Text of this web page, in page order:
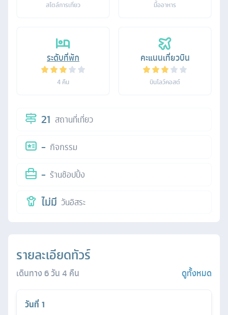
สไตล์การเที่ยว มื้ออาหาร
ระดับที่พัก
4 คืน
คะแนนเที่ยวบิน
บินโลว์คอสต์
21 สถานที่เที่ยว
- กิจกรรม
- ร้านช้อปปิ้ง
ไม่มี วันอิสระ
รายละเอียดทัวร์
เดินทาง6วัน4 คืน ดูทั้งหมด
วันที่ 1